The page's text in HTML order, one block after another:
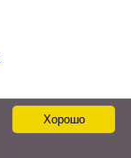
Хорошо